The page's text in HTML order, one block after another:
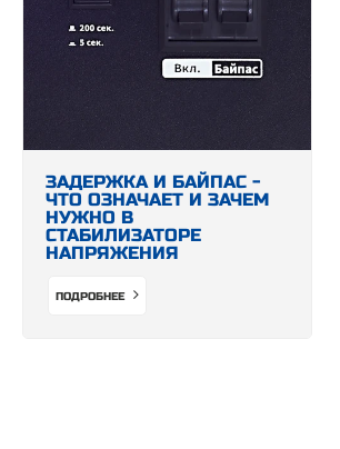
ЗАДЕРЖКА И БАЙПАС -
ЧТО ОЗНАЧАЕТ И ЗАЧЕМ
НУЖНО В
СТАБИЛИЗАТОРЕ
НАПРЯЖЕНИЯ
ПОДРОБНЕЕ